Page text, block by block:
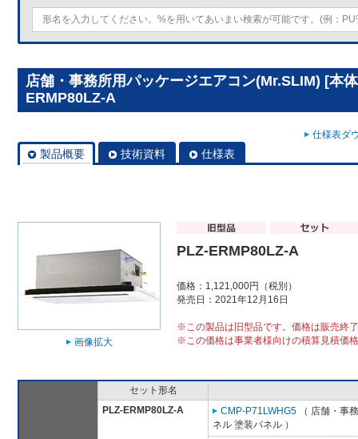
店舗・事務所用パッケージエアコン(Mr.SLIM) [本
ERMP80LZ-A
仕様表ダ
製品概要 技術資料 仕様表
画像拡大
PLZ-ERMP80LZ-A
価格：1,121,000円（税別）
発売日：2021年12月16日
※この製品は旧型品です。価格は販売終
※この価格は事業者様向けの積算見積価
セット形名
PLZ-ERMP80LZ-A
CMP-P71LWHG5 （ 店舗・事
ネル 塗装パネル ）